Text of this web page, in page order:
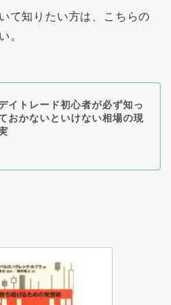
て知りたい方は、こちらの
。
イトレード初心者が必ず知っ
おかないといけない相場の現